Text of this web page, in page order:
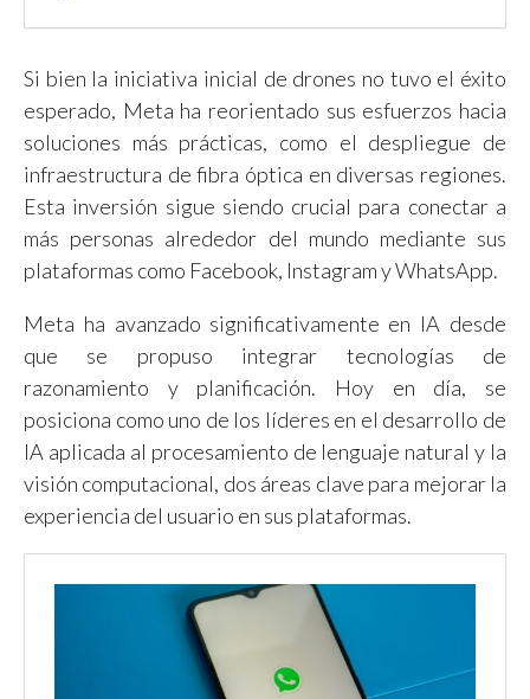
Si bien la iniciativa inicial de drones no tuvo el éxito
esperado, Meta ha reorientado sus esfuerzos hacia
soluciones más prácticas, como el despliegue de
infraestructura de fibra óptica en diversas regiones.
Esta inversión sigue siendo crucial para conectar a
más personas alrededor del mundo mediante sus
plataformas como Facebook, Instagram y WhatsApp.
Meta ha avanzado significativamente en IA desde
que se propuso integrar tecnologías de
razonamiento y planificación. Hoy en día, se
posiciona como uno de los líderes en el desarrollo de
IA aplicada al procesamiento de lenguaje natural y la
visión computacional, dos áreas clave para mejorar la
experiencia del usuario en sus plataformas.